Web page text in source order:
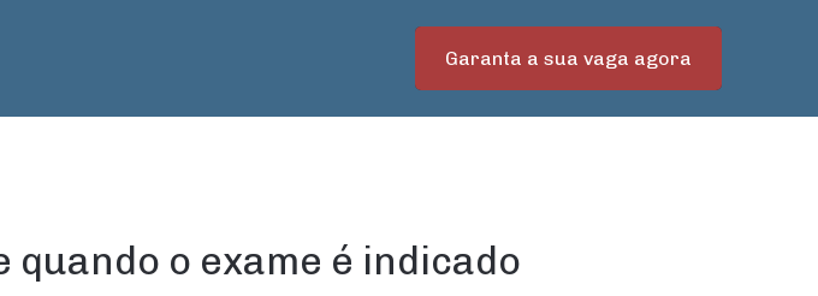
Garanta a sua vaga agora
o exame é indicado